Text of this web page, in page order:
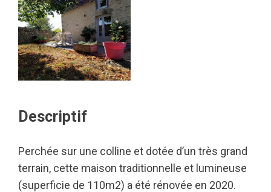
Descriptif
Perchée sur une colline et dotée d’un très grand
terrain, cette maison traditionnelle et lumineuse
(superficie de 110m2) a été rénovée en 2020.